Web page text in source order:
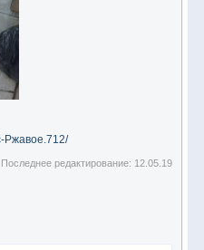
Ржавое.712/
Последнее редактирование: 12.05.19